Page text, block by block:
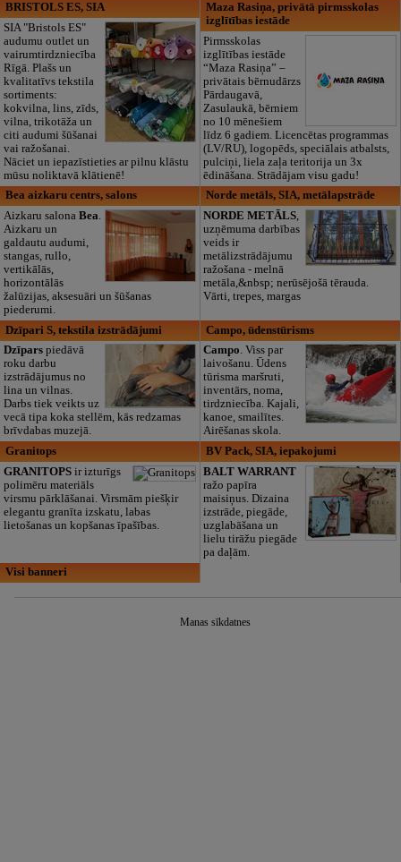
BRISTOLS ES, SIA
SIA "Bristols ES"
audumu outlet un
vairumtirdzniecība
Rīgā. Plašs un
kvalitatīvs tekstila
sortiments:
kokvilna, lins, zīds,
vilna, trikotāža un
citi audumi šūšanai
vai ražošanai.
Nāciet un iepazīstieties ar pilnu klāstu
mūsu noliktavā klātienē!
Maza Rasiņa, privātā pirmsskolas
izglītības iestāde
Pirmsskolas
izglītības iestāde
“Maza Rasiņa” –
privātais bērnudārzs
Pārdaugavā,
Zasulaukā, bērniem
no 10 mēnešiem
līdz 6 gadiem. Licencētas programmas
(LV/RU), logopēds, speciālais atbalsts,
pulciņi, liela zaļa teritorija un 3x
ēdināšana. Strādājam visu gadu!
Bea aizkaru centrs, salons
Aizkaru salona Bea.
Aizkaru un
galdautu audumi,
stangas, rullo,
vertikālās,
horizontālās
žalūzijas, aksesuāri un šūšanas
piederumi.
Norde metāls, SIA, metālapstrāde
NORDE METĀLS,
uzņēmuma darbības
veids ir
metālizstrādājumu
ražošana - melnā
metāla,&nbsp; nerūsējošā tērauda.
Vārti, trepes, margas
Dzīpari S, tekstila izstrādājumi
Dzīparspiedāvā
roku darbu
izstrādājumus no
lina un vilnas.
Darbs tiek veikts uz
vecā tipa koka stellēm, kās redzamas
brīvdabas muzejā.
Campo, ūdenstūrisms
Campo. Viss par
laivošanu. Ūdens
tūrisma maršruti,
inventārs, noma,
tirdzniecība. Kajali,
kanoe, smailītes.
Airēšanas skola.
Granitops
GRANITOPSir izturīgs
polimēru materiāls
virsmu pārklāšanai. Virsmām piešķir
elegantu granīta izskatu, labas
lietošanas un kopšanas īpašības.
BV Pack, SIA, iepakojumi
BALT WARRANT
ražo papīra
maisiņus. Dizaina
izstrāde, piegāde,
uzglabāšana un
lielu tirāžu piegāde
pa daļām.
Visi banneri
Manas sīkdatnes